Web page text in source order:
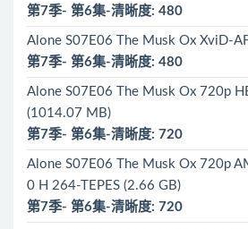
第7季- 第6集-清晰度: 480
Alone S07E06 The Musk Ox XviD-
第7季- 第6集-清晰度: 480
Alone S07E06 The Musk Ox 720p
(1014.07 MB)
第7季- 第6集-清晰度: 720
Alone S07E06 The Musk Ox 720p
0 H 264-TEPES (2.66 GB)
第7季- 第6集-清晰度: 720